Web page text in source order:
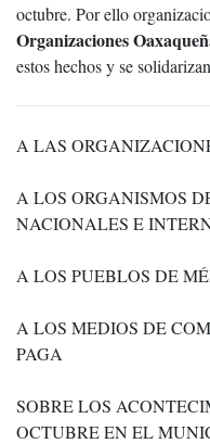
octubre. Por ello
Organizaciones
estos hechos y se
A LAS
A LOS ORGANISMOS
NACIONALES E
A LOS PUEBLOS DE
A LOS MEDIOS DE
PAGA
SOBRE LOS
OCTUBRE EN EL